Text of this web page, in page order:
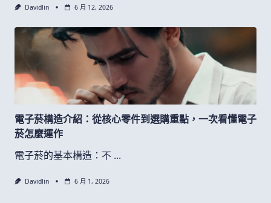
Davidlin 6 月 12, 2026
電子菸構造介紹：從核心零件到選購重點，一次看懂電子
菸怎麼運作
電子菸的基本構造：不 ...
Davidlin 6 月 1, 2026